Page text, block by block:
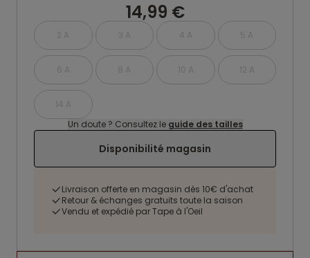
14,99 €
2 A 3 A 4 A 5 A
6 A 8 A 10 A 12 A
14 A
Un doute ? Consultez le guide des tailles
Disponibilité magasin
Livraison offerte en magasin dès 10€ d'achat
Retour & échanges gratuits toute la saison
Vendu et expédié par Tape à l'Oeil